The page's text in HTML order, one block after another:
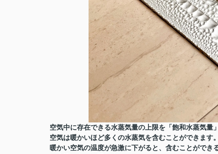
空気中に存在できる水蒸気量の上限を「飽和水蒸気量
空気は暖かいほど多くの水蒸気を含むことができます
暖かい空気の温度が急激に下がると、含むことがで